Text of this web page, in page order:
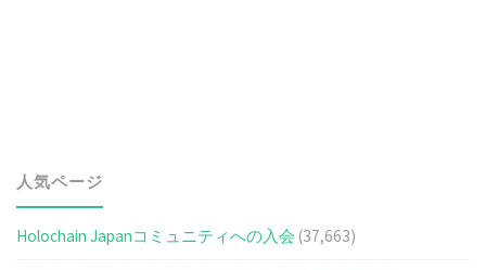
人気ページ
Holochain Japanコミュニティへの入会 (37,663)